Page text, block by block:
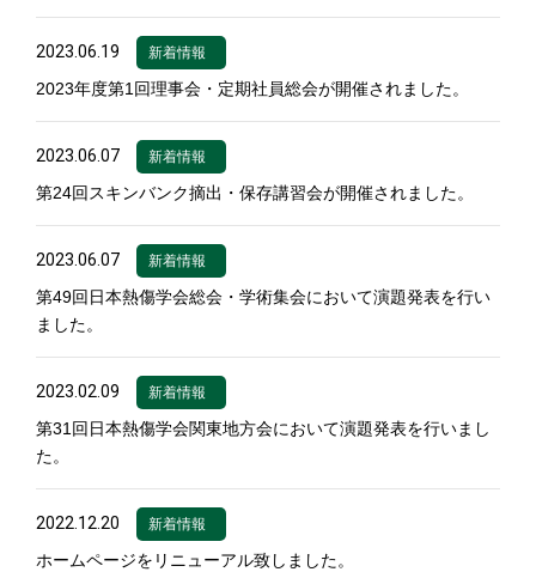
2023.06.19 新着情報
2023年度第1回理事会・定期社員総会が開催されました。
2023.06.07 新着情報
第24回スキンバンク摘出・保存講習会が開催されました。
2023.06.07 新着情報
第49回日本熱傷学会総会・学術集会において演題発表を行い
ました。
2023.02.09 新着情報
第31回日本熱傷学会関東地方会において演題発表を行いまし
た。
2022.12.20 新着情報
ホームページをリニューアル致しました。